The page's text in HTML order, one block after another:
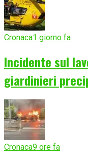
Cronaca1 giorno fa
Incidente sul
giardinieri
Cronaca9 ore fa